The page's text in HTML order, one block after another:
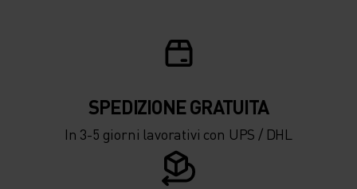
SPEDIZIONE ​​​​​​GRATUITA
In 3-5 giorni lavorativi con UPS / DHL